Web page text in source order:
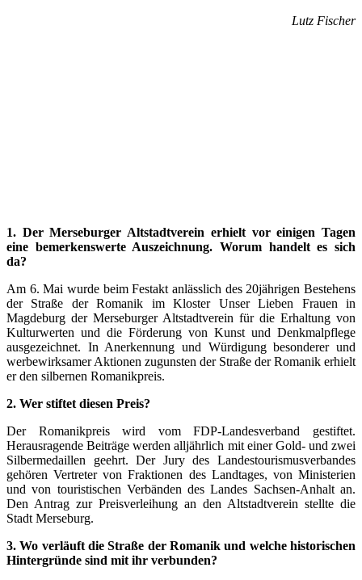
Lutz Fischer
1. Der Merseburger Altstadtverein erhielt vor einigen Tagen
eine bemerkenswerte Auszeichnung. Worum handelt es sich
da?
Am 6. Mai wurde beim Festakt anlässlich des 20jährigen Bestehens
der Straße der Romanik im Kloster Unser Lieben Frauen in
Magdeburg der Merseburger Altstadtverein für die Erhaltung von
Kulturwerten und die Förderung von Kunst und Denkmalpflege
ausgezeichnet. In Anerkennung und Würdigung besonderer und
werbewirksamer Aktionen zugunsten der Straße der Romanik erhielt
er den silbernen Romanikpreis.
2. Wer stiftet diesen Preis?
Der Romanikpreis wird vom FDP-Landesverband gestiftet.
Herausragende Beiträge werden alljährlich mit einer Gold- und zwei
Silbermedaillen geehrt. Der Jury des Landestourismusverbandes
gehören Vertreter von Fraktionen des Landtages, von Ministerien
und von touristischen Verbänden des Landes Sachsen-Anhalt an.
Den Antrag zur Preisverleihung an den Altstadtverein stellte die
Stadt Merseburg.
3. Wo verläuft die Straße der Romanik und welche historischen
Hintergründe sind mit ihr verbunden?